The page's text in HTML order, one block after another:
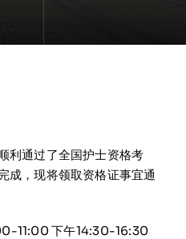
利通过了全国护士资格考
成，现将领取资格证事宜通
11:00 下午14:30-16:30